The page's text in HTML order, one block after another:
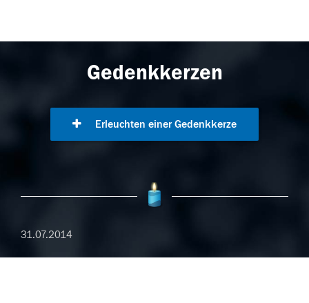
Gedenkkerzen
Erleuchten einer Gedenkkerze
31.07.2014